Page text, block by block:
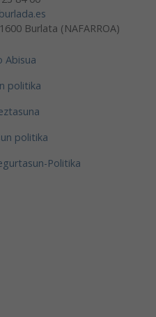
Burlata (NAFARROA)
Abisua
politika
politika
Politika